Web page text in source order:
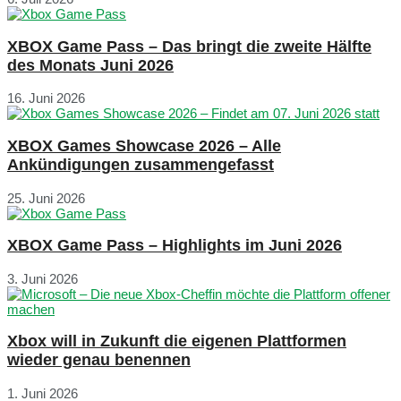
XBOX Game Pass – Das bringt die zweite Hälfte
des Monats Juni 2026
16. Juni 2026
XBOX Games Showcase 2026 – Alle
Ankündigungen zusammengefasst
25. Juni 2026
XBOX Game Pass – Highlights im Juni 2026
3. Juni 2026
Xbox will in Zukunft die eigenen Plattformen
wieder genau benennen
1. Juni 2026